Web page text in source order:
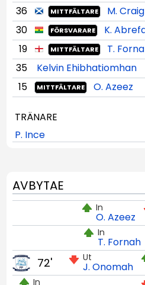
36 MITTFÄLTARE
M. Craig
30
FÖRSVARARE
K.
19
MITTFÄLTARE T.
35 Kelvin Ehibhatiomhan
15 MITTFÄLTARE O. Azeez
TRÄNARE
P. Ince
AVBYTAE
In
O. Azeez
In
T. Fornah
Ut
J. Onomah
72'
In